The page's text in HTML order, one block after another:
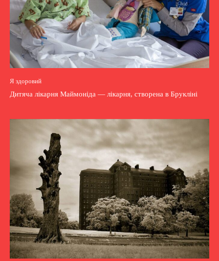
Я здоровий
Дитяча лікарня Маймоніда — лікарня, створена в Брукліні